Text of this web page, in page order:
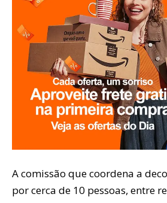
A comissão que coordena a
por cerca de 10 pessoas, entre